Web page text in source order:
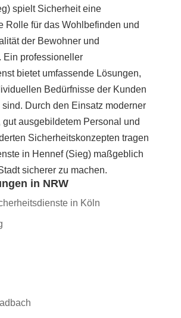
spielt Sicherheit eine
Rolle für das Wohlbefinden und
der Bewohner und
Ein professioneller
bietet umfassende Lösungen,
Bedürfnisse der Kunden
Durch den Einsatz moderner
gut ausgebildetem Personal und
Sicherheitskonzepten tragen
in Hennef (Sieg) maßgeblich
sicherer zu machen.
in NRW
in Köln